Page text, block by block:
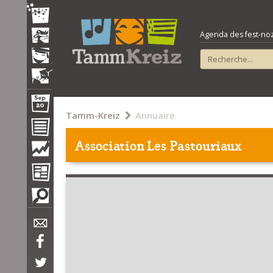
Agenda des fest-
Tamm-Kreiz Annuaire
Association Les Pastouriaux